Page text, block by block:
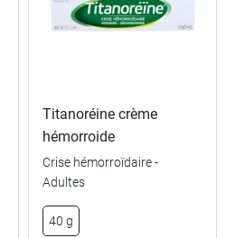
Titanoréine crème
hémorroide
Crise hémorroïdaire -
Adultes
40 g